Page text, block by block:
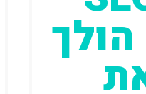
הולך